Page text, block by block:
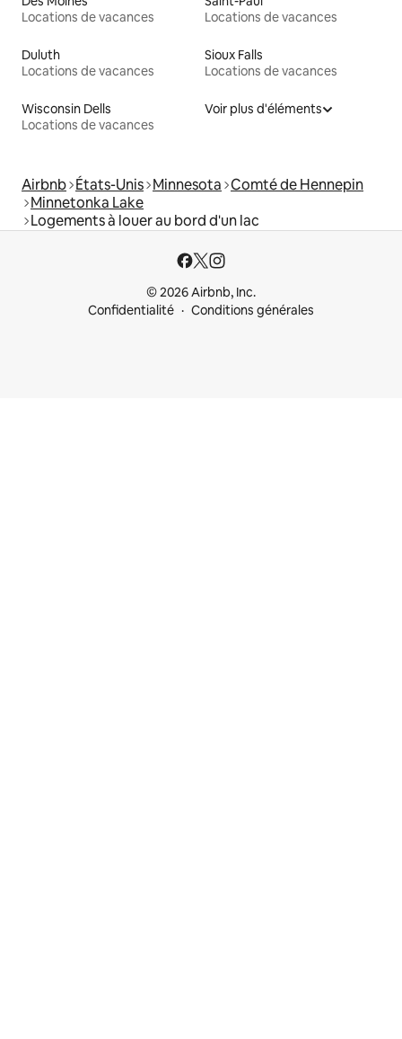
Locations de vacances
Locations de vacances
Duluth
Locations de vacances
Sioux Falls
Locations de vacances
Wisconsin Dells
Locations de vacances
Voir plus d'éléments
Airbnb États-Unis Minnesota Comté de Hennepin
Minnetonka Lake
Logements à louer au bord d'un lac
© 2026 Airbnb, Inc.
Confidentialité
Conditions générales